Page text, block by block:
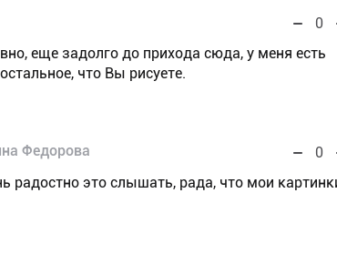
0
еще задолго до прихода сюда, у меня есть
что Вы рисуете.
Федорова
0
радостно это слышать, рада, что мои